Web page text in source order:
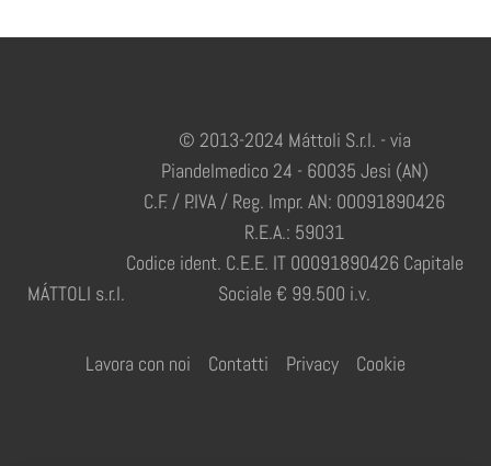
MÁTTOLI s.r.l.
© 2013-2024 Máttoli S.r.l. - via
Piandelmedico 24 - 60035 Jesi (AN)
C.F. / P.IVA / Reg. Impr. AN: 00091890426
R.E.A.: 59031
Codice ident. C.E.E. IT 00091890426 Capitale
Sociale € 99.500 i.v.
Lavora con noi Contatti Privacy Cookie